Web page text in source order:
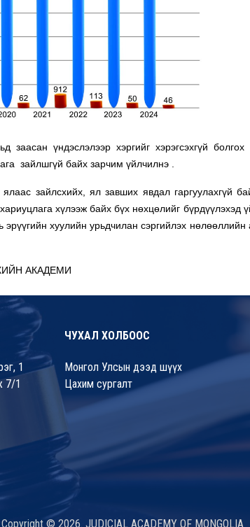
үндэслэлээр хэргийг хэрэгсэхгүй болгох
зайлшгүй байх зарчим үйлчилнэ .
зайлсхийх, ял завших явдал гаргуулахгүй
хүлээж байх бүх нөхцөлийг бүрдүүлэхэд
хуулийн урьдчилан сэргийлэх нөлөөллийн
АКАДЕМИ
1
7/1
ЧУХАЛ ХОЛБООС
Монгол Улсын дээд шүүх
Цахим сургалт
Copyright © 2026. JUDICIAL ACADEMY OF MONGOLIA